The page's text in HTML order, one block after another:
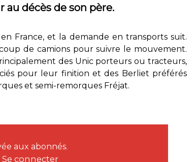
décès de son père.
France, et la demande en transports suit.
de camions pour suivre le mouvement.
des Unic porteurs ou tracteurs,
pour leur finition et des Berliet préférés
et semi-remorques Fréjat.
aux abonnés.
Se connecter